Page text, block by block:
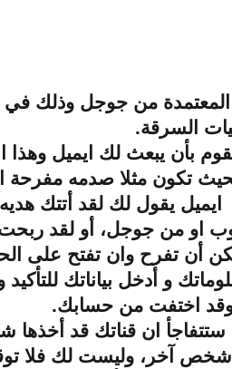
المعتمدة من جوجل وذلك في
السرقة.
بأن يبعث لك ايميل وهذا
تكون مثلا صدمه مفرحة
يقول لك لقد أتتك هديه
او من جوجل، أو لقد
أن تفرح وان تفتح على
و أدخل بياناتك للتأكيد
وقد اختفت من حسابك.
ان قناتك قد
شخص آخر، وليست لك فلا